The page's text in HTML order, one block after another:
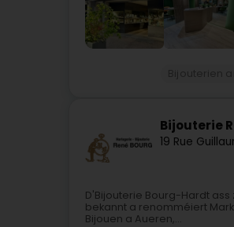
Bijouterie
19 Rue
D'Bijouterie Bourg-Hardt ass
bekannt a renomméiert
Bijouen a Aueren,...